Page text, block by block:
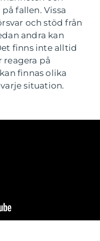
fallen. Vissa
och stöd från
andra kan
finns inte alltid
reagera på
finnas olika
situation.